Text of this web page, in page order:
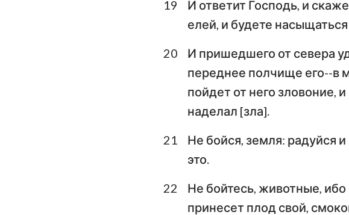
19
И ответит Господь, и
елей, и будете
20
И пришедшего от севера
переднее полчище его--в
пойдет от него зловоние,
наделал [зла].
21
Не бойся, земля: радуйся
это.
22
Не бойтесь, животные,
принесет плод свой,